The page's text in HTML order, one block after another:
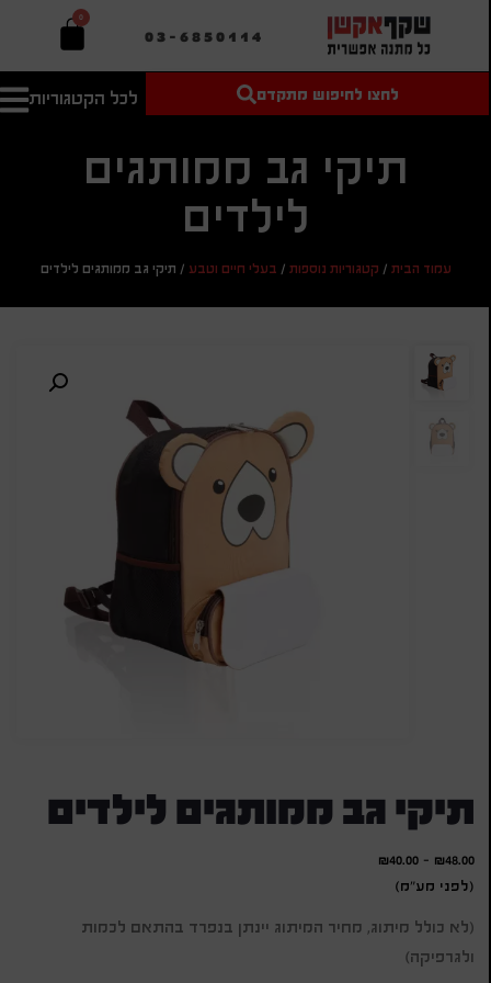
03-6850114
0
לכל הקטגוריות
טקסט חופשי
מחיר מיני'
אישית
לחצו לחיפוש מתקדם
תיקי גב ממותגים
לילדים
עמוד הבית/ קטגוריות נוספות/ בעלי חיים וטבע/ תיקי גב ממותגים לילדים
תיקי גב ממותגים לילדים
₪48.00
-
₪40.00
(לפני מע"מ)
(לא כולל מיתוג, מחיר המיתוג יינתן בנפרד בהתאם לכמות
ולגרפיקה)